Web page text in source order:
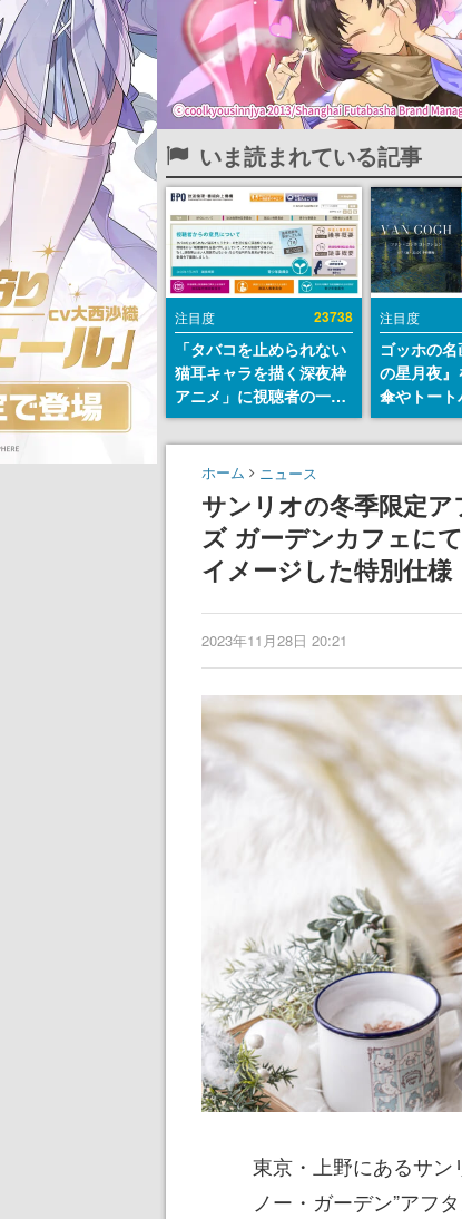
いま読まれている記事
注目度 23738
「タバコを止められない
猫耳キャラを描く深夜枠
アニメ」に視聴者の一部
から批判意見。違法薬物
の使用と思わしき描写も
含めて、BPOが議論を交
注目度
ゴッホの
の星月夜
傘やトー
登場。8月
日間限定
ホーム ニュース
サンリオの冬季限定
ズ ガーデンカフェに
イメージした特別仕様
2023年11月28日 20:21
東京・上野にあるサン
ノー・ガーデン”アフ